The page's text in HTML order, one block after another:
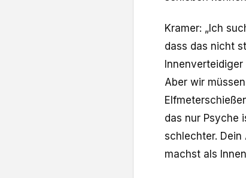
Kramer: „Ich
dass das nicht
Aber wir
das nur Psyche
schlechter.
machst als